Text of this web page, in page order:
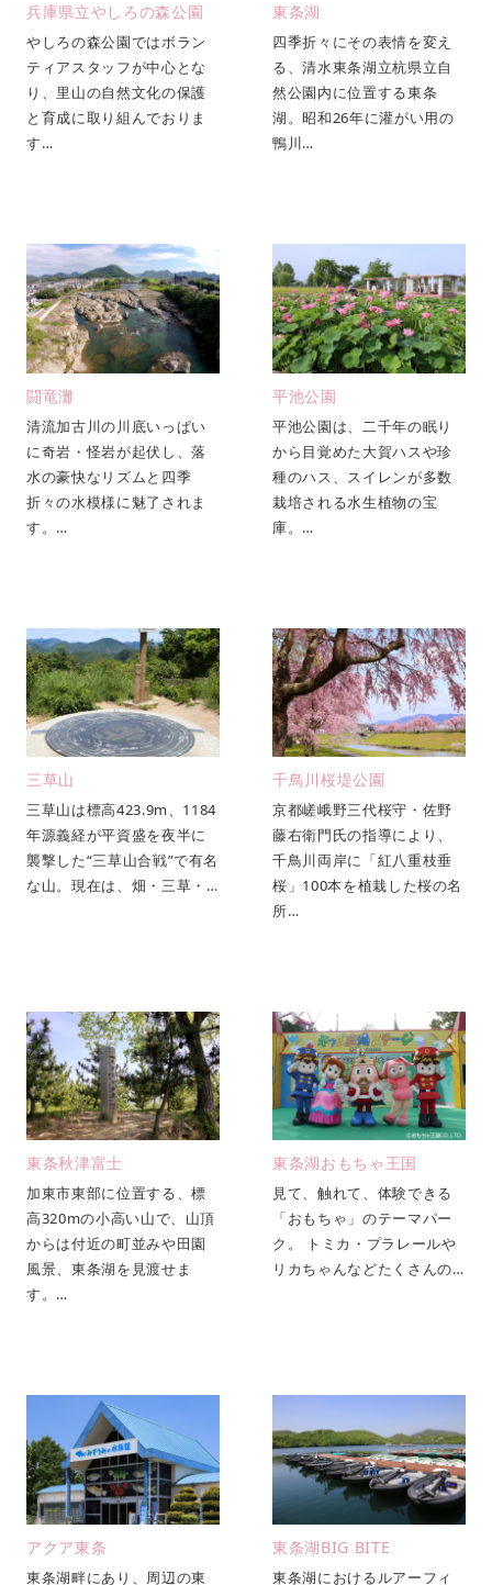
兵庫県立やしろの森公園
やしろの森公園ではボラン
ティアスタッフが中心とな
り、里山の自然文化の保護
と育成に取り組んでおりま
す…
東条湖
四季折々にその表情を変え
る、清水東条湖立杭県立自
然公園内に位置する東条
湖。昭和26年に灌がい用の
鴨川…
闘竜灘
清流加古川の川底いっぱい
に奇岩・怪岩が起伏し、落
水の豪快なリズムと四季
折々の水模様に魅了されま
す。…
平池公園
平池公園は、二千年の眠り
から目覚めた大賀ハスや珍
種のハス、スイレンが多数
栽培される水生植物の宝
庫。…
三草山
三草山は標高423.9m、1184
年源義経が平資盛を夜半に
襲撃した“三草山合戦”で有名
な山。現在は、畑・三草・…
千鳥川桜堤公園
京都嵯峨野三代桜守・佐野
藤右衛門氏の指導により、
千鳥川両岸に「紅八重枝垂
桜」100本を植栽した桜の名
所…
東条秋津富士
加東市東部に位置する、標
高320mの小高い山で、山頂
からは付近の町並みや田園
風景、東条湖を見渡せま
す。…
東条湖おもちゃ王国
見て、触れて、体験できる
「おもちゃ」のテーマパー
ク。 トミカ・プラレールや
リカちゃんなどたくさんの…
アクア東条
東条湖畔にあり、周辺の東
東条湖BIG BITE
東条湖におけるルアーフィ